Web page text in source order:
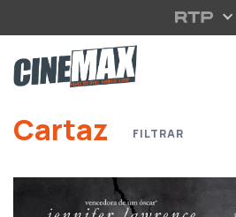
Saltar para o conteúdo principal
Cartaz FILTRAR